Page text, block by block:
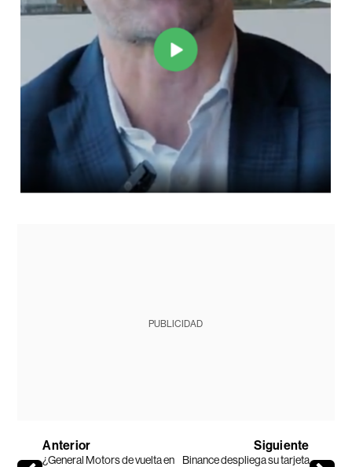
PUBLICIDAD
Anterior
¿General Motors de vuelta en
Siguiente
Binance despliega su tarjeta